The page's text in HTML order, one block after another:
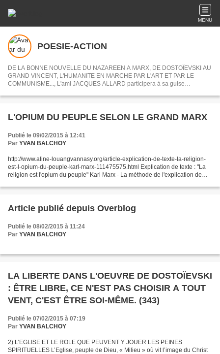
MENU
POESIE-ACTION
DE LA BONNE NOUVELLE DU NAZAREEN A MARX, DE DOSTOÏEVSKI AU
GRAND VINCENT, L'HUMANITE EN MARCHE PAR L'ART ET PAR LE
COMMUNISME..., L'ami JACQUES ALLARD participera à sa guise
articles choisis.
L'OPIUM DU PEUPLE SELON LE GRAND MARX
Publié le 09/02/2015 à 12:41
Par YVAN BALCHOY
http://www.aline-louangvannasy.org/article-explication-de-texte-la-religion-
est-l-opium-du-peuple-karl-marx-111475575.html Explication de texte : "La
religion est l'opium du peuple" Karl Marx - La méthode de l'explication de
Article publié depuis Overblog
Publié le 08/02/2015 à 11:24
Par YVAN BALCHOY
LA LIBERTE DANS L'OEUVRE DE DOSTOÏEVSKI
: ÊTRE LIBRE, CE N'EST PAS CHOISIR A TOUT
VENT, C'EST ÊTRE SOI-MÊME. (343)
Publié le 07/02/2015 à 07:19
Par YVAN BALCHOY
2) L’EGLISE ET LE ROLE QUE PEUVENT Y JOUER LES PEINES
SPIRITUELLES L’Eglise, peuple de Dieu, « Milieu » où vit l’image du Christ